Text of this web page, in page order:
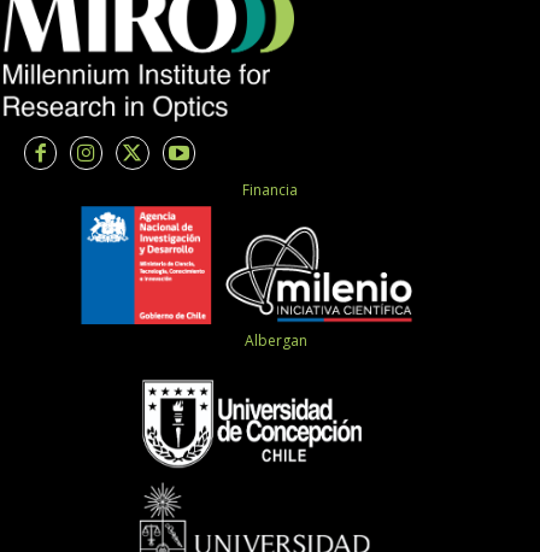
Financia
Albergan